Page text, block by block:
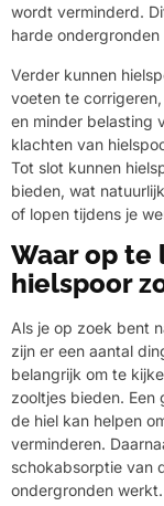
wordt verminderd.
harde
Verder kunnen
voeten te
en minder belasting
klachten van
Tot slot kunnen
bieden, wat
of lopen tijdens je
Waar op te
hielspoor
Als je op zoek bent
zijn er een aantal
belangrijk om te
zooltjes bieden.
de hiel kan helpen
verminderen.
schokabsorptie van
ondergronden werkt.